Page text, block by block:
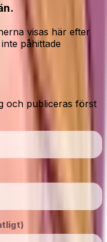
visas här efter
påhittade
och publiceras först